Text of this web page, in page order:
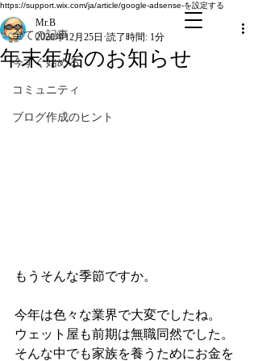
https://support.wix.com/ja/article/google-adsense-を設定する
全ての記事
今すぐ始める
コミュニティ
ブログ作成のヒント
年末年始のお知らせ
Mr.B
2020年12月25日 読了時間: 1分
もうそんな季節ですか。
今年は色々な業界で大変でしたね。
ウェット屋も前期は無職同然でした。
そんな中でも家族を養うためにお金を